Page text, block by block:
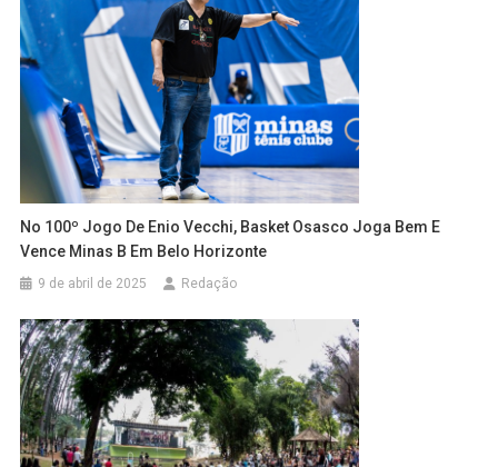
No 100º Jogo De Enio Vecchi, Basket Osasco Joga Bem E
Vence Minas B Em Belo Horizonte
9 de abril de 2025 Redação